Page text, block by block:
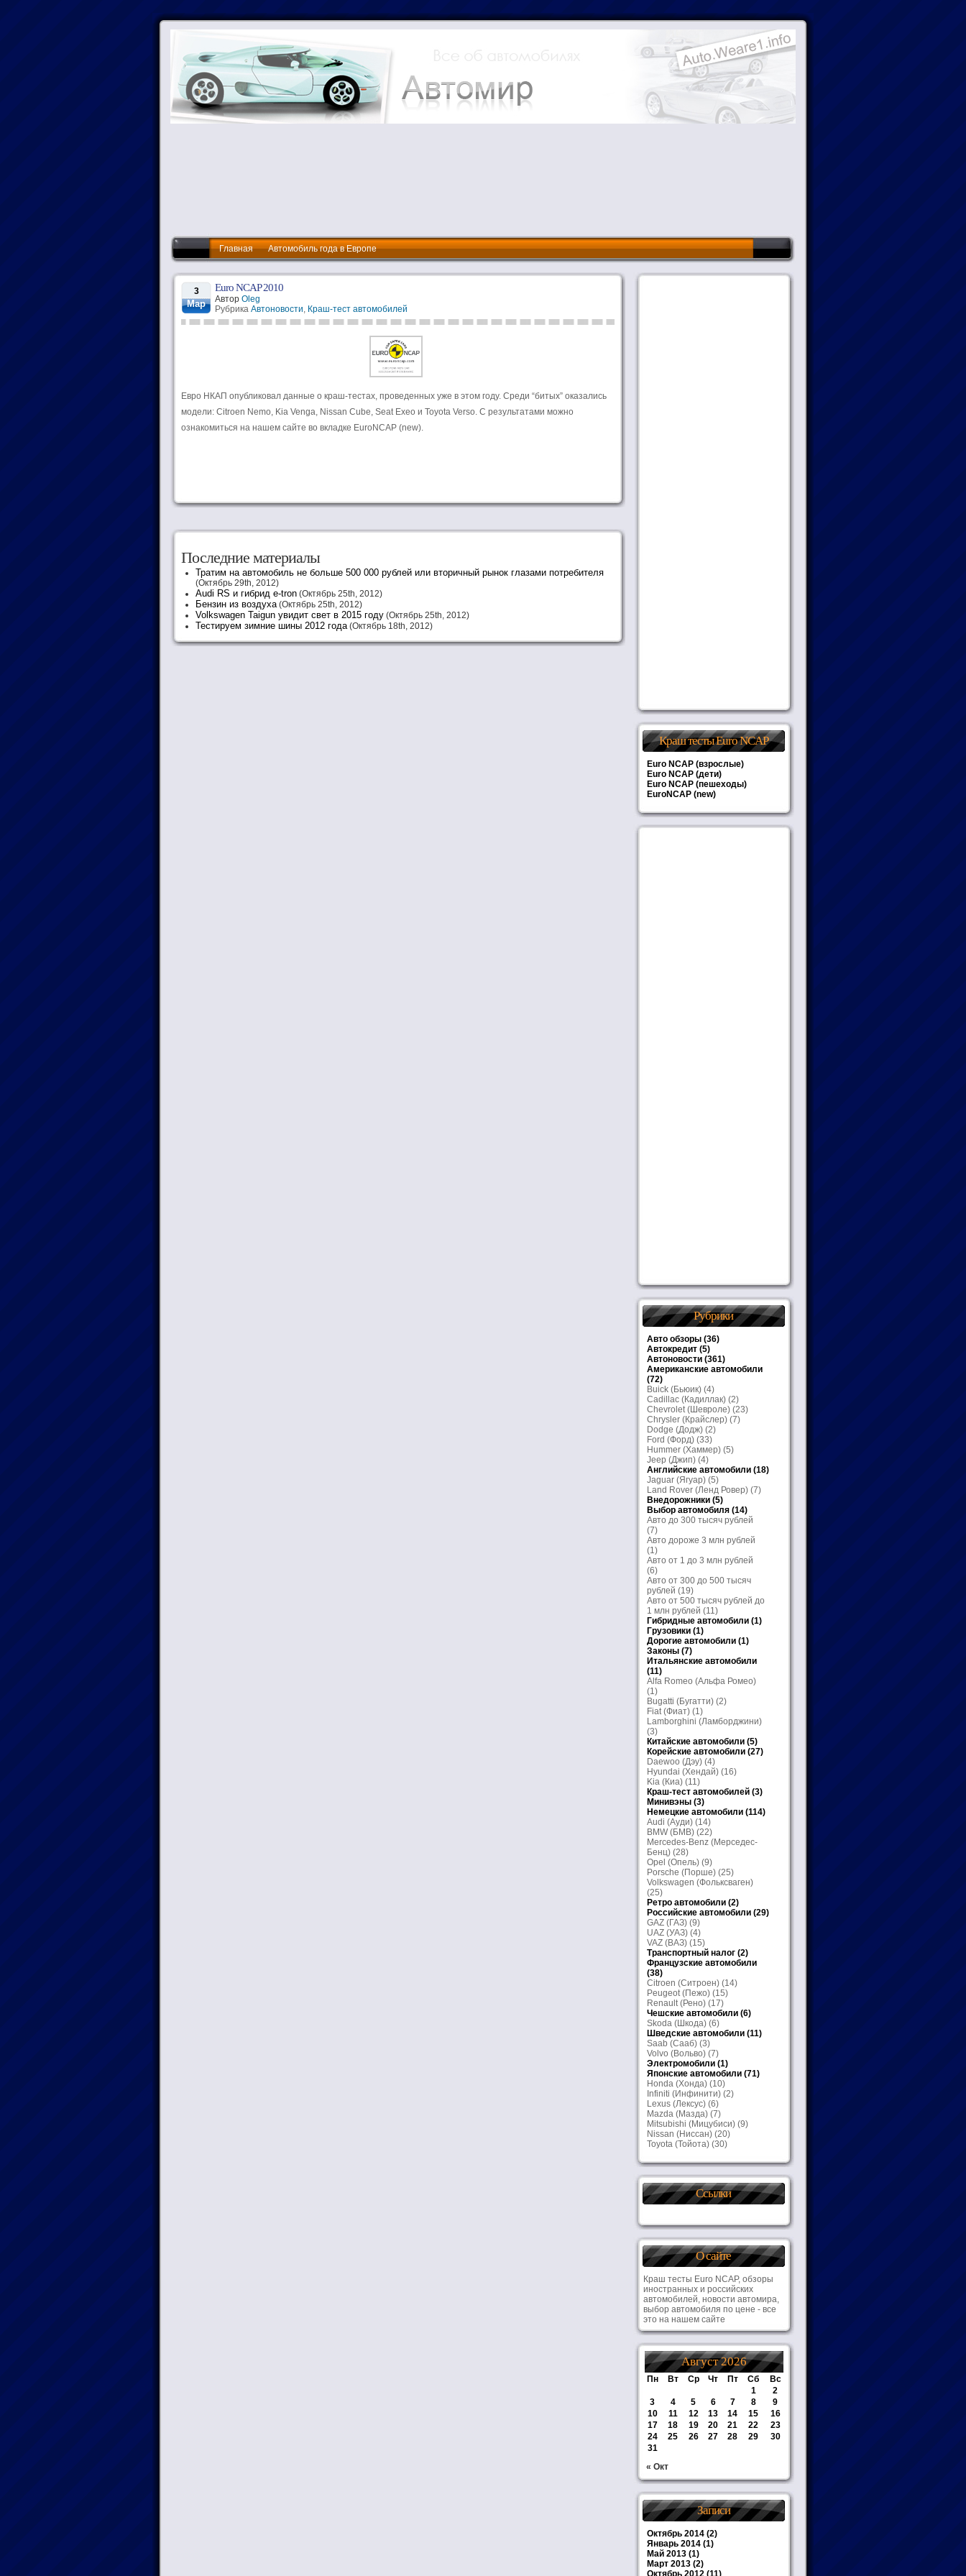
Главная Автомобиль года в Европе
3
Мар
Euro NCAP 2010
Автор Oleg
Рубрика Автоновости, Краш-тест автомобилей
Евро НКАП опубликовал данные о краш-тестах, проведенных уже в этом году. Среди “битых” оказались
модели: Citroen Nemo, Kia Venga, Nissan Cube, Seat Exeo и Toyota Verso. С результатами можно
ознакомиться на нашем сайте во вкладке EuroNCAP (new).
Последние материалы
Тратим на автомобиль не больше 500 000 рублей или вторичный рынок глазами потребителя
(Октябрь 29th, 2012)
Audi RS и гибрид e-tron (Октябрь 25th, 2012)
Бензин из воздуха (Октябрь 25th, 2012)
Volkswagen Taigun увидит свет в 2015 году (Октябрь 25th, 2012)
Тестируем зимние шины 2012 года (Октябрь 18th, 2012)
Краш тесты Euro NCAP
Euro NCAP (взрослые)
Euro NCAP (дети)
Euro NCAP (пешеходы)
EuroNCAP (new)
Рубрики
Авто обзоры (36)
Автокредит (5)
Автоновости (361)
Американские автомобили
(72)
Buick (Бьюик) (4)
Cadillac (Кадиллак) (2)
Chevrolet (Шевроле) (23)
Chrysler (Крайслер) (7)
Dodge (Додж) (2)
Ford (Форд) (33)
Hummer (Хаммер) (5)
Jeep (Джип) (4)
Английские автомобили (18)
Jaguar (Ягуар) (5)
Land Rover (Ленд Ровер) (7)
Внедорожники (5)
Выбор автомобиля (14)
Авто до 300 тысяч рублей
(7)
Авто дороже 3 млн рублей
(1)
Авто от 1 до 3 млн рублей
(6)
Авто от 300 до 500 тысяч
рублей (19)
Авто от 500 тысяч рублей до
1 млн рублей (11)
Гибридные автомобили (1)
Грузовики (1)
Дорогие автомобили (1)
Законы (7)
Итальянские автомобили
(11)
Alfa Romeo (Альфа Ромео)
(1)
Bugatti (Бугатти) (2)
Fiat (Фиат) (1)
Lamborghini (Ламборджини)
(3)
Китайские автомобили (5)
Корейские автомобили (27)
Daewoo (Дэу) (4)
Hyundai (Хендай) (16)
Kia (Киа) (11)
Краш-тест автомобилей (3)
Минивэны (3)
Немецкие автомобили (114)
Audi (Ауди) (14)
BMW (БМВ) (22)
Mercedes-Benz (Мерседес-
Бенц) (28)
Opel (Опель) (9)
Porsche (Порше) (25)
Volkswagen (Фольксваген)
(25)
Ретро автомобили (2)
Российские автомобили (29)
GAZ (ГАЗ) (9)
UAZ (УАЗ) (4)
VAZ (ВАЗ) (15)
Транспортный налог (2)
Французские автомобили
(38)
Citroen (Ситроен) (14)
Peugeot (Пежо) (15)
Renault (Рено) (17)
Чешские автомобили (6)
Skoda (Шкода) (6)
Шведские автомобили (11)
Saab (Сааб) (3)
Volvo (Вольво) (7)
Электромобили (1)
Японские автомобили (71)
Honda (Хонда) (10)
Infiniti (Инфинити) (2)
Lexus (Лексус) (6)
Mazda (Мазда) (7)
Mitsubishi (Мицубиси) (9)
Nissan (Ниссан) (20)
Toyota (Тойота) (30)
Ссылки
О сайте
Краш тесты Euro NCAP, обзоры
иностранных и российских
автомобилей, новости автомира,
выбор автомобиля по цене - все
это на нашем сайте
Август 2026
Пн Вт Ср Чт Пт Сб Вс
« Окт
1
2
3
4 5 6 7 8
9
10
11 12 13 14 15
16
17
18 19 20 21 22
23
24
25 26 27 28 29
30
31
Записи
Октябрь 2014 (2)
Январь 2014 (1)
Май 2013 (1)
Март 2013 (2)
Октябрь 2012 (11)